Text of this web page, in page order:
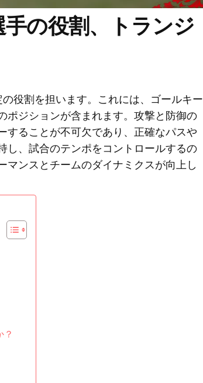
の役割、トランジ
役割を担います。これには、ゴールキー
ポジションが含まれます。攻撃と防御の
することが不可欠であり、正確なパスや
し、試合のテンポをコントロールするの
マンスとチームのダイナミクスが向上し